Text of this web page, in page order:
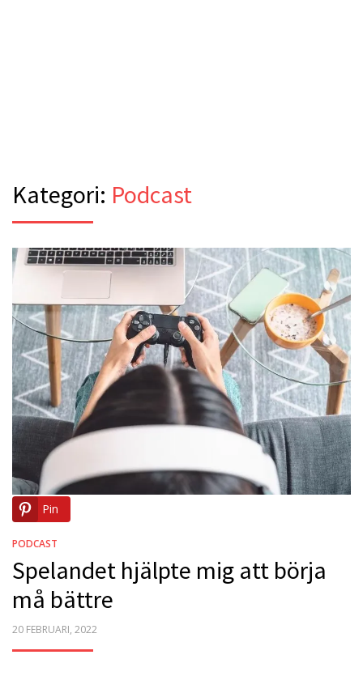
Kategori: Podcast
Pin
PODCAST
Spelandet hjälpte mig att börja
må bättre
POSTED
20 FEBRUARI, 2022